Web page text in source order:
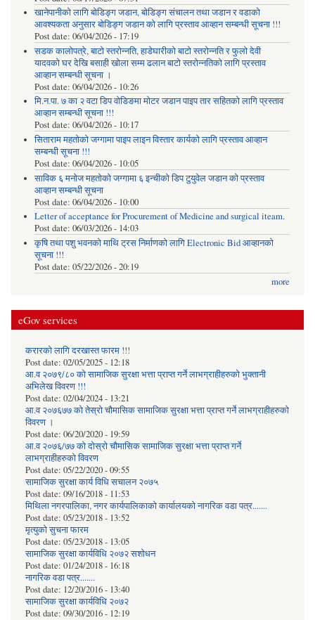
खानेपानीको लागि बोडिङ्ग जडान, बोडिङ्ग संचालन तथा जडान र वडाको
आवश्यकता अनुसार बोडिङ्ग जडान को लागि प्रस्ताव आव्हान सम्बन्धी सूचना !!!
Post date: 06/04/2026 - 17:19
सडक कालोपत्रे, बाटो स्तरोन्नति, हाडेघारीको बाटो स्तरोन्नति र फुलो देवी
यादवको घर देखि बसाही खोला सम्म ढलान बाटो स्तरोन्नतिको लागि प्रस्ताव
आव्हान सम्बन्धी सूचना ।
Post date: 06/04/2026 - 10:26
मि.न.पा. ७ का २ वटा डिप वोडिङमा मोटर जडान पाइप तार सहितको लागि प्रस्ताव
आव्हान सम्बन्धी सूचना !!!
Post date: 06/04/2026 - 10:17
सिताराम महतोको जग्गामा पाइप लाइन विस्तार कार्यको लागि प्रस्ताव आव्हान
सम्बन्धी सूचना !!!
Post date: 06/04/2026 - 10:05
साविक ६ मनोज महतोको जग्गामा ६ इन्चीको डिप टुयुवेल जडान को प्रस्ताव
आव्हान सम्बन्धी सूचना
Post date: 06/04/2026 - 10:00
Letter of acceptance for Procurement of Medicine and surgical iteam.
Post date: 06/03/2026 - 14:03
कृषि तथा पशु भवनको माथि ट्रस निर्माणको लागि Electronic Bid आव्हानको
सूचना !!!
Post date: 05/22/2026 - 20:19
more
eGov services
करारको लागि दरखास्त फारम !!!
Post date: 02/05/2025 - 12:18
आ.व २०७९/८० को सामाजिक सुरक्षा भत्ता प्राप्त गर्ने लाभग्राहीहरुको भुक्तानी
अभिलेख विवरण !!!
Post date: 02/04/2024 - 13:21
आ.व २०७६७७ को तेस्रो चौमासिक सामाजिक सुरक्षा भत्ता प्राप्त गर्ने लाभग्राहीहरुको
विवरण ।
Post date: 06/20/2020 - 19:59
आ.व २०७६/७७ को दोस्रो चौमासिक सामाजिक सुरक्षा भत्ता प्राप्त गर्ने
लाभग्राहीहरुको विवरण
Post date: 05/22/2020 - 09:55
सामाजिक सुरक्षा कार्य विधि स‌चालन २०७५
Post date: 09/16/2018 - 11:53
मिथिला नगरपालिका, नगर कार्यपालिकाको कार्यालयकाे नागरिक वडा पत्र.......
Post date: 05/23/2018 - 13:52
मृत्युको सुचना फारम
Post date: 05/23/2018 - 13:05
सामाजिक सुरक्षा कार्यविधि २०७२ स‌शाेधन
Post date: 01/24/2018 - 16:18
नागरिक वडा पत्र.......
Post date: 12/20/2016 - 13:40
सामाजिक सुरक्षा कार्यविधि २०७२
Post date: 09/30/2016 - 12:19